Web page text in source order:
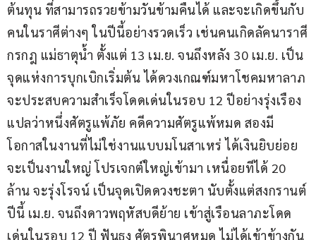
ต้นทุน ที่สามารถรวยข้ามวันข้ามคืนได้ และจะเกิดขึ้นกับ
คนในราศีต่างๆ ในปีนี้อย่างรวดเร็ว เช่นคนเกิดลัคนาราศี
กรกฎ แม่ธาตุน้ำ ตั้งแต่ 13 เม.ย. จนถึงหลัง 30 เม.ย. เป็น
จุดแห่งการบุกเบิกเริ่มต้น ได้ดวงเกณฑ์มหาโชคมหาลาภ
จะประสบความสำเร็จโดดเด่นในรอบ 12 ปีอย่างรุ่งเรือง
แปลว่าหนึ่งศัตรูแพ้ภัย คดีความศัตรูแพ้หมด สองมี
โอกาสในงานที่ไม่ใช่งานแบบมโนสาเหร่ ได้เงินยิบย่อย
จะเป็นงานใหญ่ โปรเจกต์ใหญ่เข้ามา เหนื่อยทีได้ 20
ล้าน จะรุ่งโรจน์ เป็นจุดเปิดดวงชะตา นับตั้งแต่สงกรานต์
ปีนี้ เม.ย. จนถึงดาวพฤหัสบดีย้าย เข้าสู่เรือนลาภะโดด
เด่นในรอบ 12 ปี ฟันธง ศัตรูพินาศหมด ไม่ได้เข้าข้างกัน